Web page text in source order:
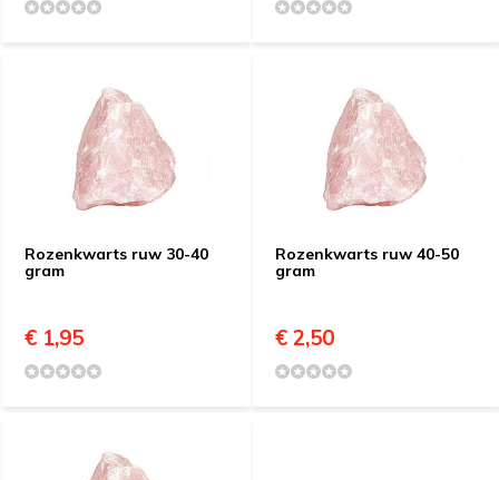
Rozenkwarts ruw 30-40
gram
€ 1,95
Rozenkwarts ruw 40-50
gram
€ 2,50